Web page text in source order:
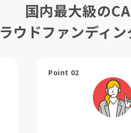
国内最大級の
ウドファンディ
Point 02